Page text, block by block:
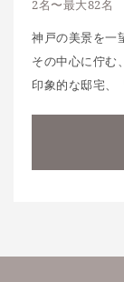
2名〜最大82名
神戸の美景を一
その中心に佇む
印象的な邸宅、